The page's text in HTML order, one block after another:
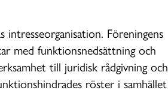
intresseorganisation. Föreningens
med funktionsnedsättning och
till juridisk rådgivning och
röster i samhället